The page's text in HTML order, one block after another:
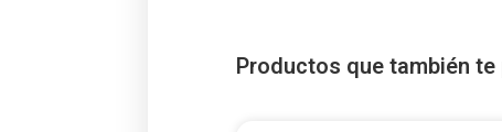
Productos que también